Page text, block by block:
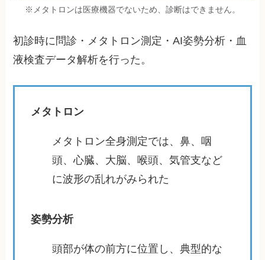
※メタトロンは医療機器でないため、診断はできません。
初診時に問診・メタトロン測定・AI姿勢分析・血
液検査データ解析を行った。
メタトロン
メタトロン全身測定では、鼻、咽
頭、心臓、大脳、喉頭、気管支など
に波形の乱れがみられた
姿勢分析
頭部が体の前方に位置し、典型的な